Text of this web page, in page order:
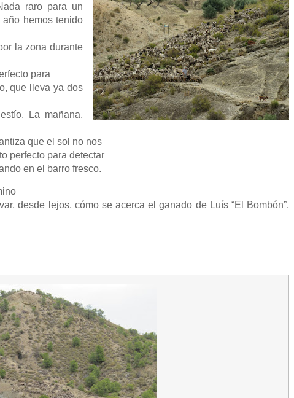
raro para un
hemos tenido
la zona durante
para
que lleva ya dos
La mañana,
que el sol no nos
perfecto para detectar
en el barro fresco.
desde lejos, cómo se acerca el ganado de Luís “El Bombón”,